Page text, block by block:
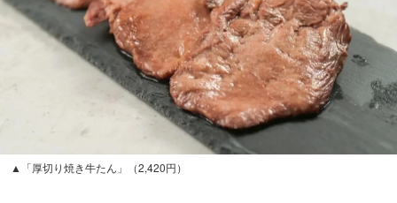
▲「厚切り焼き牛たん」（2,420円）